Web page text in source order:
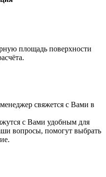
площадь поверхности
свяжется с Вами в
с Вами удобным для
вопросы, помогут выбрать